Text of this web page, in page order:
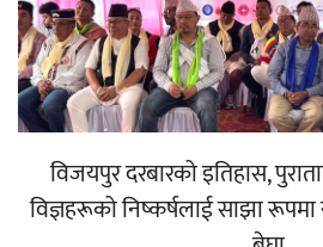
विजयपुर दरबारको इतिहास,
विज्ञहरूको निष्कर्षलाई साझा